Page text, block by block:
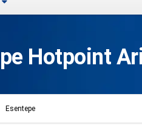
Hotpoint
Esentepe